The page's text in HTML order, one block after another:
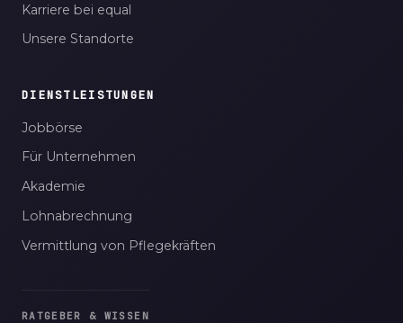
Karriere bei equal
Unsere Standorte
DIENSTLEISTUNGEN
Jobbörse
Für Unternehmen
Akademie
Lohnabrechnung
Vermittlung von Pflegekräften
RATGEBER & WISSEN